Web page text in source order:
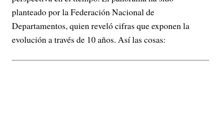
planteado por la Federación Nacional de
Departamentos, quien reveló cifras que exponen la
evolución a través de 10 años. Así las cosas: